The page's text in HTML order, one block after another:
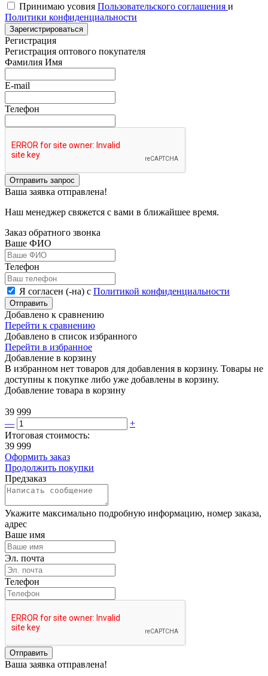
Принимаю усовия Пользовательского соглашения и
Политики конфиденциальности
Зарегистрироваться
Регистрация
Регистрация оптового покупателя
Фамилия Имя
E-mail
Телефон
Отправить запрос
Ваша заявка отправлена!
Наш менеджер свяжется с вами в ближайшее время.
Заказ обратного звонка
Ваше ФИО
Телефон
Я согласен (-на) с Политикой конфиденциальности
Отправить
Добавлено к сравнению
Перейти к сравнению
Добавлено в список избранного
Перейти в избранное
Добавление в корзину
В избранном нет товаров для добавления в корзину. Товары не
доступны к покупке либо уже добавлены в корзину.
Добавление товара в корзину
39 999
—
+
Итоговая стоимость:
39 999
Оформить заказ
Продолжить покупки
Предзаказ
Укажите максимально подробную информацию, номер заказа,
адрес
Ваше имя
Эл. почта
Телефон
Отправить
Ваша заявка отправлена!